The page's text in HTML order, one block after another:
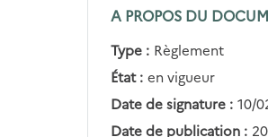
A PROPOS DU
Type : Règlement
État : en vigueur
Date de signature : 10/
Date de publication :